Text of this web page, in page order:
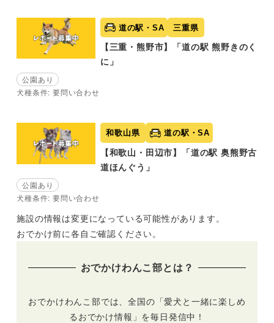
道の駅・SA 三重県
【三重・熊野市】「道の駅 熊野きのく
に」
公園あり
犬種条件: 要問い合わせ
和歌山県 道の駅・SA
【和歌山・田辺市】「道の駅 奥熊野古
道ほんぐう」
公園あり
犬種条件: 要問い合わせ
施設の情報は変更になっている可能性があります。
おでかけ前に各自ご確認ください。
おでかけわんこ部とは？
おでかけわんこ部では、全国の「愛犬と一緒に楽しめ
るおでかけ情報」を毎日発信中！